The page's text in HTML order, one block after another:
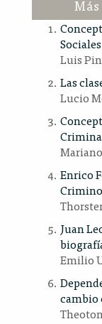
Sociales
Luis
Las
Lucio
Enrico
Juan
Emilio
cambio